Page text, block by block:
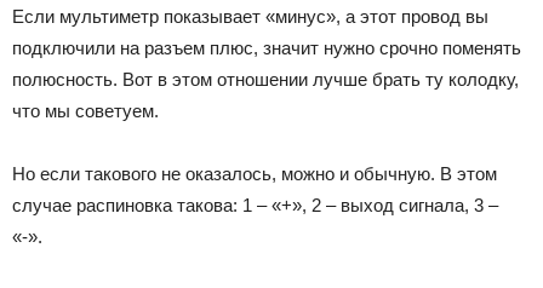
Если мультиметр показывает «минус», а этот провод вы
подключили на разъем плюс, значит нужно срочно поменять
полюсность. Вот в этом отношении лучше брать ту колодку,
что мы советуем.
Но если такового не оказалось, можно и обычную. В этом
случае распиновка такова: 1 – «+», 2 – выход сигнала, 3 –
«-».